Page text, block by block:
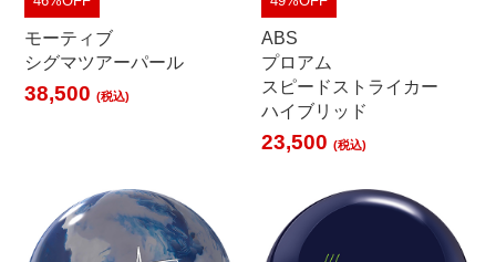
モーティブ
シグマツアーパール
38,500(税込)
ABS
プロアム
スピードストライカー
ハイブリッド
23,500(税込)